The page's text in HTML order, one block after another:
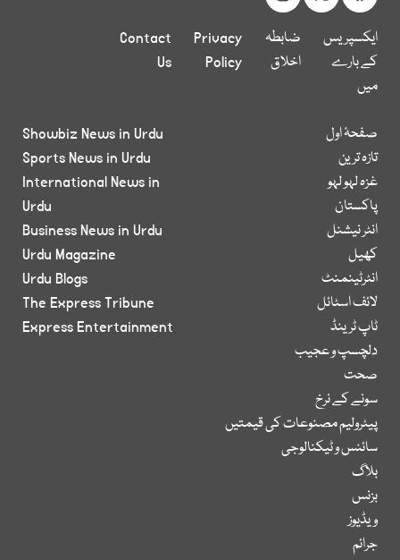
ایکسپریس
کے بارے
میں
ضابطہ
اخلاق
Privacy
Policy
Contact
Us
صفحۂ اول
تازہ ترین
غزہ لہو لہو
پاکستان
انٹر نیشنل
کھیل
انٹرٹینمنٹ
لائف اسٹائل
ٹاپ ٹرینڈ
دلچسپ و عجیب
صحت
سونے کے نرخ
پیٹرولیم مصنوعات کی قیمتیں
سائنس و ٹیکنالوجی
بلاگ
بزنس
ویڈیوز
جرائم
Showbiz News in Urdu
Sports News in Urdu
International News in
Urdu
Business News in Urdu
Urdu Magazine
Urdu Blogs
The Express Tribune
Express Entertainment